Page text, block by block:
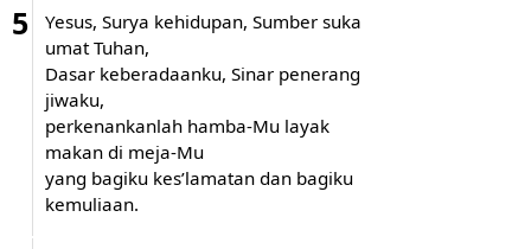
5
Yesus, Surya kehidupan, Sumber suka
umat Tuhan,
Dasar keberadaanku, Sinar penerang
jiwaku,
perkenankanlah hamba-Mu layak
makan di meja-Mu
yang bagiku kes’lamatan dan bagiku
kemuliaan.